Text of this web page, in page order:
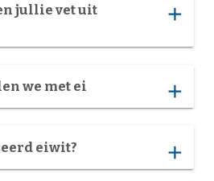
jullie vet uit
add
we met ei add
eiwit? add